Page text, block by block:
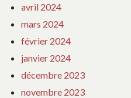
avril 2024
mars 2024
février 2024
janvier 2024
décembre 2023
novembre 2023